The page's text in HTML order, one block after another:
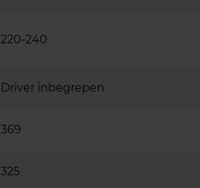
220-240
Driver inbegrepen
369
325